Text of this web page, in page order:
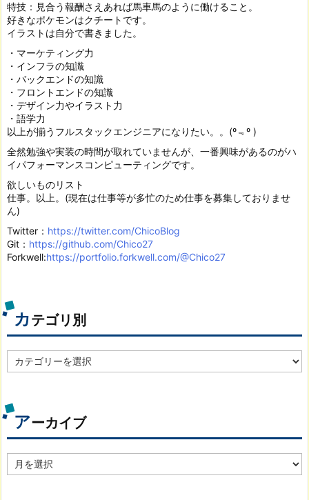
特技：見合う報酬さえあれば馬車馬のように働けること。
好きなポケモンはクチートです。
イラストは自分で書きました。
・マーケティング力
・インフラの知識
・バックエンドの知識
・フロントエンドの知識
・デザイン力やイラスト力
・語学力
以上が揃うフルスタックエンジニアになりたい。。(º﹃º )
全然勉強や実装の時間が取れていませんが、一番興味があるのがハ
イパフォーマンスコンピューティングです。
欲しいものリスト
仕事。以上。(現在は仕事等が多忙のため仕事を募集しておりませ
ん)
Twitter： https://twitter.com/ChicoBlog
Git： https://github.com/Chico27
Forkwell:https://portfolio.forkwell.com/@Chico27
カテゴリ別
テ
別
アーカイブ
ー